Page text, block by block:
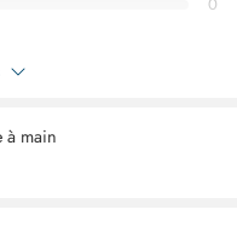
0
sur “WADFOW Croisillon
à main